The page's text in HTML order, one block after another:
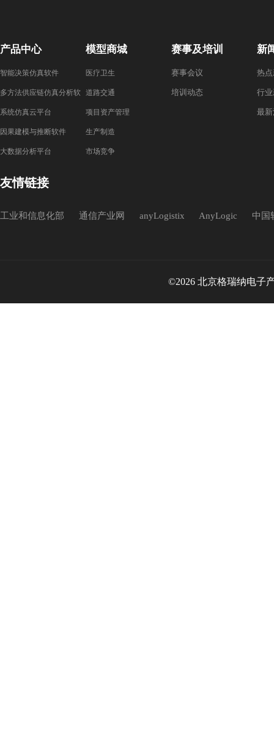
产品中心
智能决策仿真软件
多方法供应链仿真分析软
件
系统仿真云平台
因果建模与推断软件
大数据分析平台
模型商城
医疗卫生
道路交通
项目资产管理
生产制造
市场竞争
赛事及培训
赛事会议
培训动态
新
热
行
最
友情链接
工业和信息化部 通信产业网 anyLogistix AnyLogic 中国
©2026 北京格瑞纳电子